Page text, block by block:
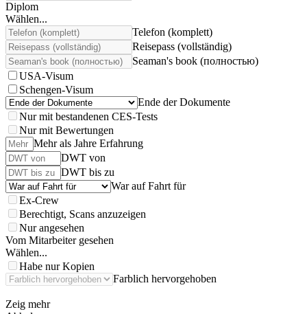
Diplom
Wählen...
Telefon (komplett)
Reisepass (vollständig)
Seaman's book (полностью)
USA-Visum
Schengen-Visum
Ende der Dokumente
Nur mit bestandenen CES-Tests
Nur mit Bewertungen
Mehr als Jahre Erfahrung
DWT von
DWT bis zu
War auf Fahrt für
Ex-Crew
Berechtigt, Scans anzuzeigen
Nur angesehen
Vom Mitarbeiter gesehen
Wählen...
Habe nur Kopien
Farblich hervorgehoben
Zeig mehr